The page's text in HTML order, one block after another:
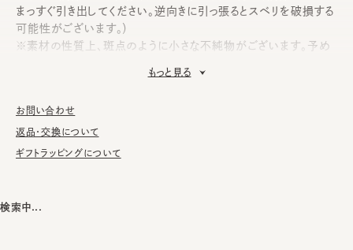
まっすぐ引き出してください。逆向きに引っ張るとスベリを破損する
可能性がございます。）
※素材の性質上、斑点のように小さな不純物がございます。予め
日本人デザイナーのyutaka matsubara氏によって2015年に設
立。サロン・ド・シャポー学院を卒業後『心躍る帽子』をテーマに、
飾って観ているだけでも楽しい！と思えるような帽子作りに励む。
もっと見る
お問い合わせ
返品・交換について
ギフトラッピングについて
検索中...